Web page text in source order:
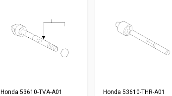
Honda 53610-TVA-A01 Honda 53610-THR-A01